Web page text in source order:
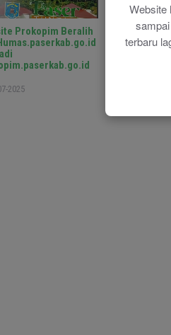
Website
terbaru
Prokopim Beralih
2025
Pelatihan
Calon